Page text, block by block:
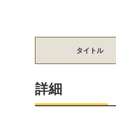
タイトル
詳細